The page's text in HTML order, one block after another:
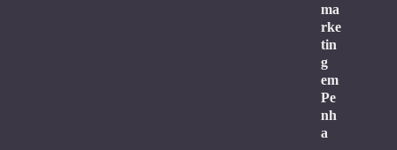
ma
rke
tin
g
em
Pe
nh
a